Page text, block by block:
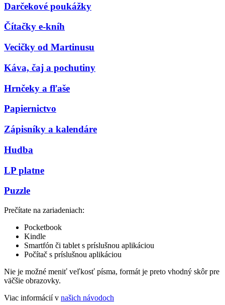
Darčekové poukážky
Čítačky e-kníh
Vecičky od Martinusu
Káva, čaj a pochutiny
Hrnčeky a fľaše
Papiernictvo
Zápisníky a kalendáre
Hudba
LP platne
Puzzle
Prečítate na zariadeniach:
Pocketbook
Kindle
Smartfón či tablet s príslušnou aplikáciou
Počítač s príslušnou aplikáciou
Nie je možné meniť veľkosť písma, formát je preto vhodný skôr pre
väčšie obrazovky.
Viac informácií v našich návodoch